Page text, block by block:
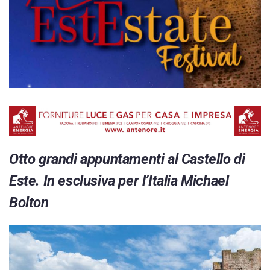
Otto grandi appuntamenti al Castello di
Este. In esclusiva per l’Italia Michael
Bolton